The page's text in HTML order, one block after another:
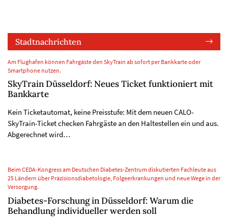
Stadtnachrichten
Am Flughafen können Fahrgäste den SkyTrain ab sofort per Bankkarte oder
Smartphone nutzen.
SkyTrain Düsseldorf: Neues Ticket funktioniert mit
Bankkarte
Kein Ticketautomat, keine Preisstufe: Mit dem neuen CALO-
SkyTrain-Ticket checken Fahrgäste an den Haltestellen ein und aus.
Abgerechnet wird…
Beim CEDA-Kongress am Deutschen Diabetes-Zentrum diskutierten Fachleute aus
25 Ländern über Präzisionsdiabetologie, Folgeerkrankungen und neue Wege in der
Versorgung.
Diabetes-Forschung in Düsseldorf: Warum die
Behandlung individueller werden soll